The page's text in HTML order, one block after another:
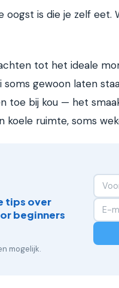
oogst is die je zelf eet.
tot het ideale
soms gewoon laten
toe bij kou — het
koele ruimte, soms
tips over
beginners
mogelijk.